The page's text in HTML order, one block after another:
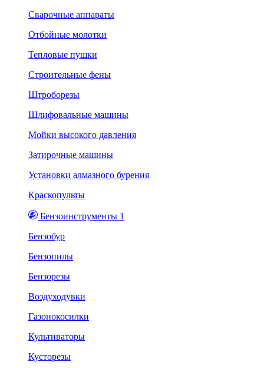
Сварочные аппараты
Отбойные молотки
Тепловые пушки
Строительные фены
Штроборезы
Шлифовальные машины
Мойки высокого давления
Затирочные машины
Установки алмазного бурения
Краскопульты
Бензоинструменты 1
Бензобур
Бензопилы
Бензорезы
Воздуходувки
Газонокосилки
Культиваторы
Кусторезы